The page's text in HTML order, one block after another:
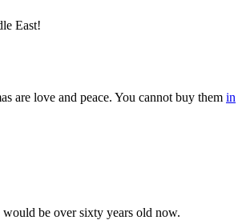
East!
are love and peace. You cannot buy them in
would be over sixty years old now.